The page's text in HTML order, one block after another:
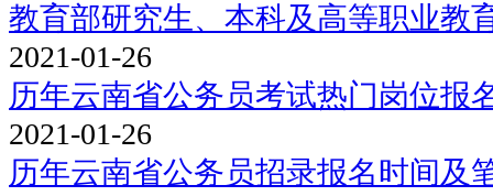
教育部研究生、本科及高等职业教
2021-01-26
历年云南省公务员考试热门岗位报
2021-01-26
历年云南省公务员招录报名时间及